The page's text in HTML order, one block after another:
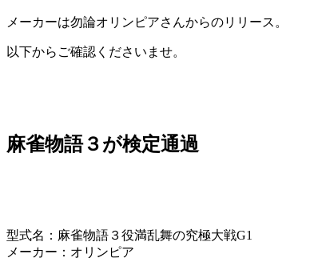
メーカーは勿論オリンピアさんからのリリース。
以下からご確認くださいませ。
麻雀物語３が検定通過
型式名：麻雀物語３役満乱舞の究極大戦G1
メーカー：オリンピア